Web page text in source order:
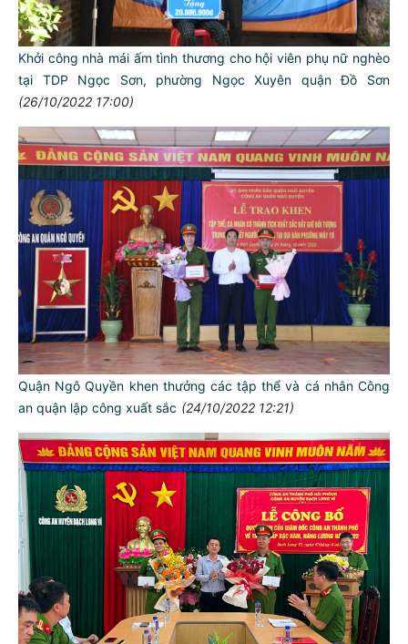
Khởi công nhà mái ấm tình thương cho hội viên phụ nữ nghèo
tại TDP Ngọc Sơn, phường Ngọc Xuyên quận Đồ Sơn
(26/10/2022 17:00)
Quận Ngô Quyền khen thưởng các tập thể và cá nhân Công
an quận lập công xuất sắc (24/10/2022 12:21)